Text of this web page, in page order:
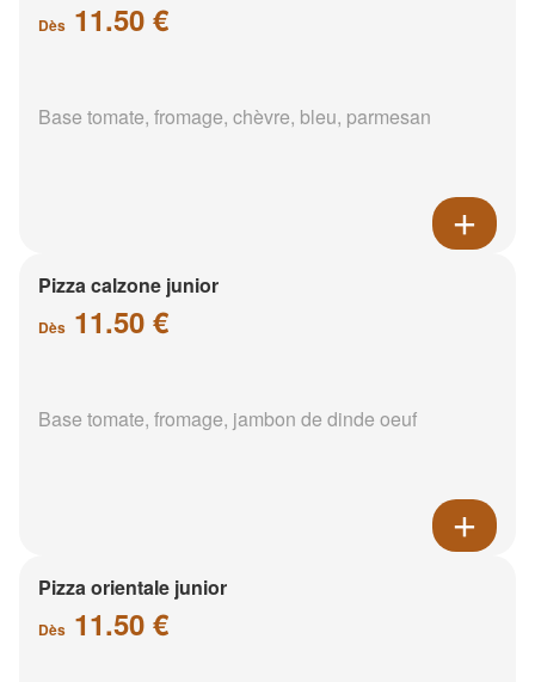
Dès 11.50 €
Base tomate, fromage, chèvre, bleu, parmesan
Pizza calzone junior
Dès 11.50 €
Base tomate, fromage, jambon de dinde oeuf
Pizza orientale junior
Dès 11.50 €